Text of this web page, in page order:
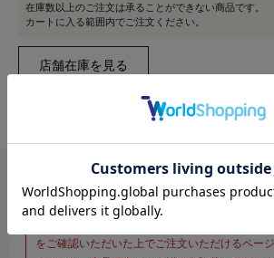
在庫数以上のご注文は承ることができない商品です。
カートに入る範囲内でご注文ください。
※新宿オカダヤ本店お取り扱い商品のご注
をご確認いただいた上でご注文いただけるページ